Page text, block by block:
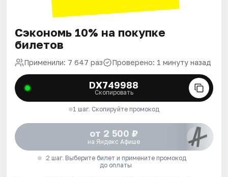
Сэкономь 10% на покупке
билетов
Применили: 7 647 раз Проверено: 1 минуту назад
DX749988
Скопировать
1 шаг. Скопируйте промокод
от 2 500 ₽
на Яндекс Афише
2 шаг. Выберите билет и примените промокод
до оплаты